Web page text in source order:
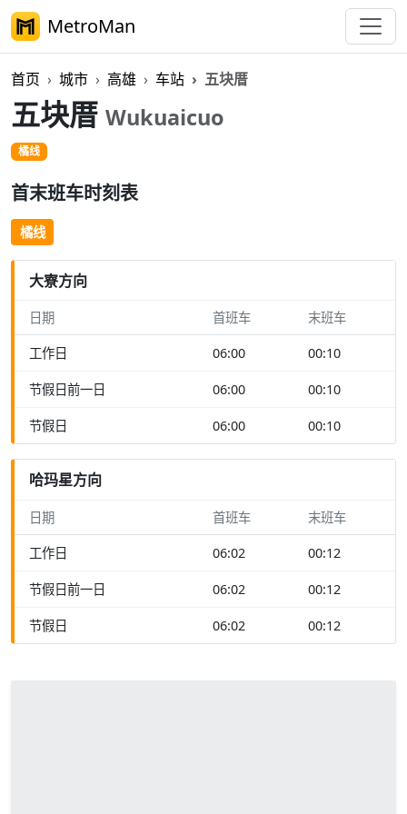
MetroMan
首页 城市 高雄 车站 五块厝
五块厝 Wukuaicuo
橘线
首末班车时刻表
橘线
大寮方向
日期 首班车 末班车
工作日 06:00 00:10
节假日前一日 06:00 00:10
节假日 06:00 00:10
哈玛星方向
日期 首班车 末班车
工作日 06:02 00:12
节假日前一日 06:02 00:12
节假日 06:02 00:12